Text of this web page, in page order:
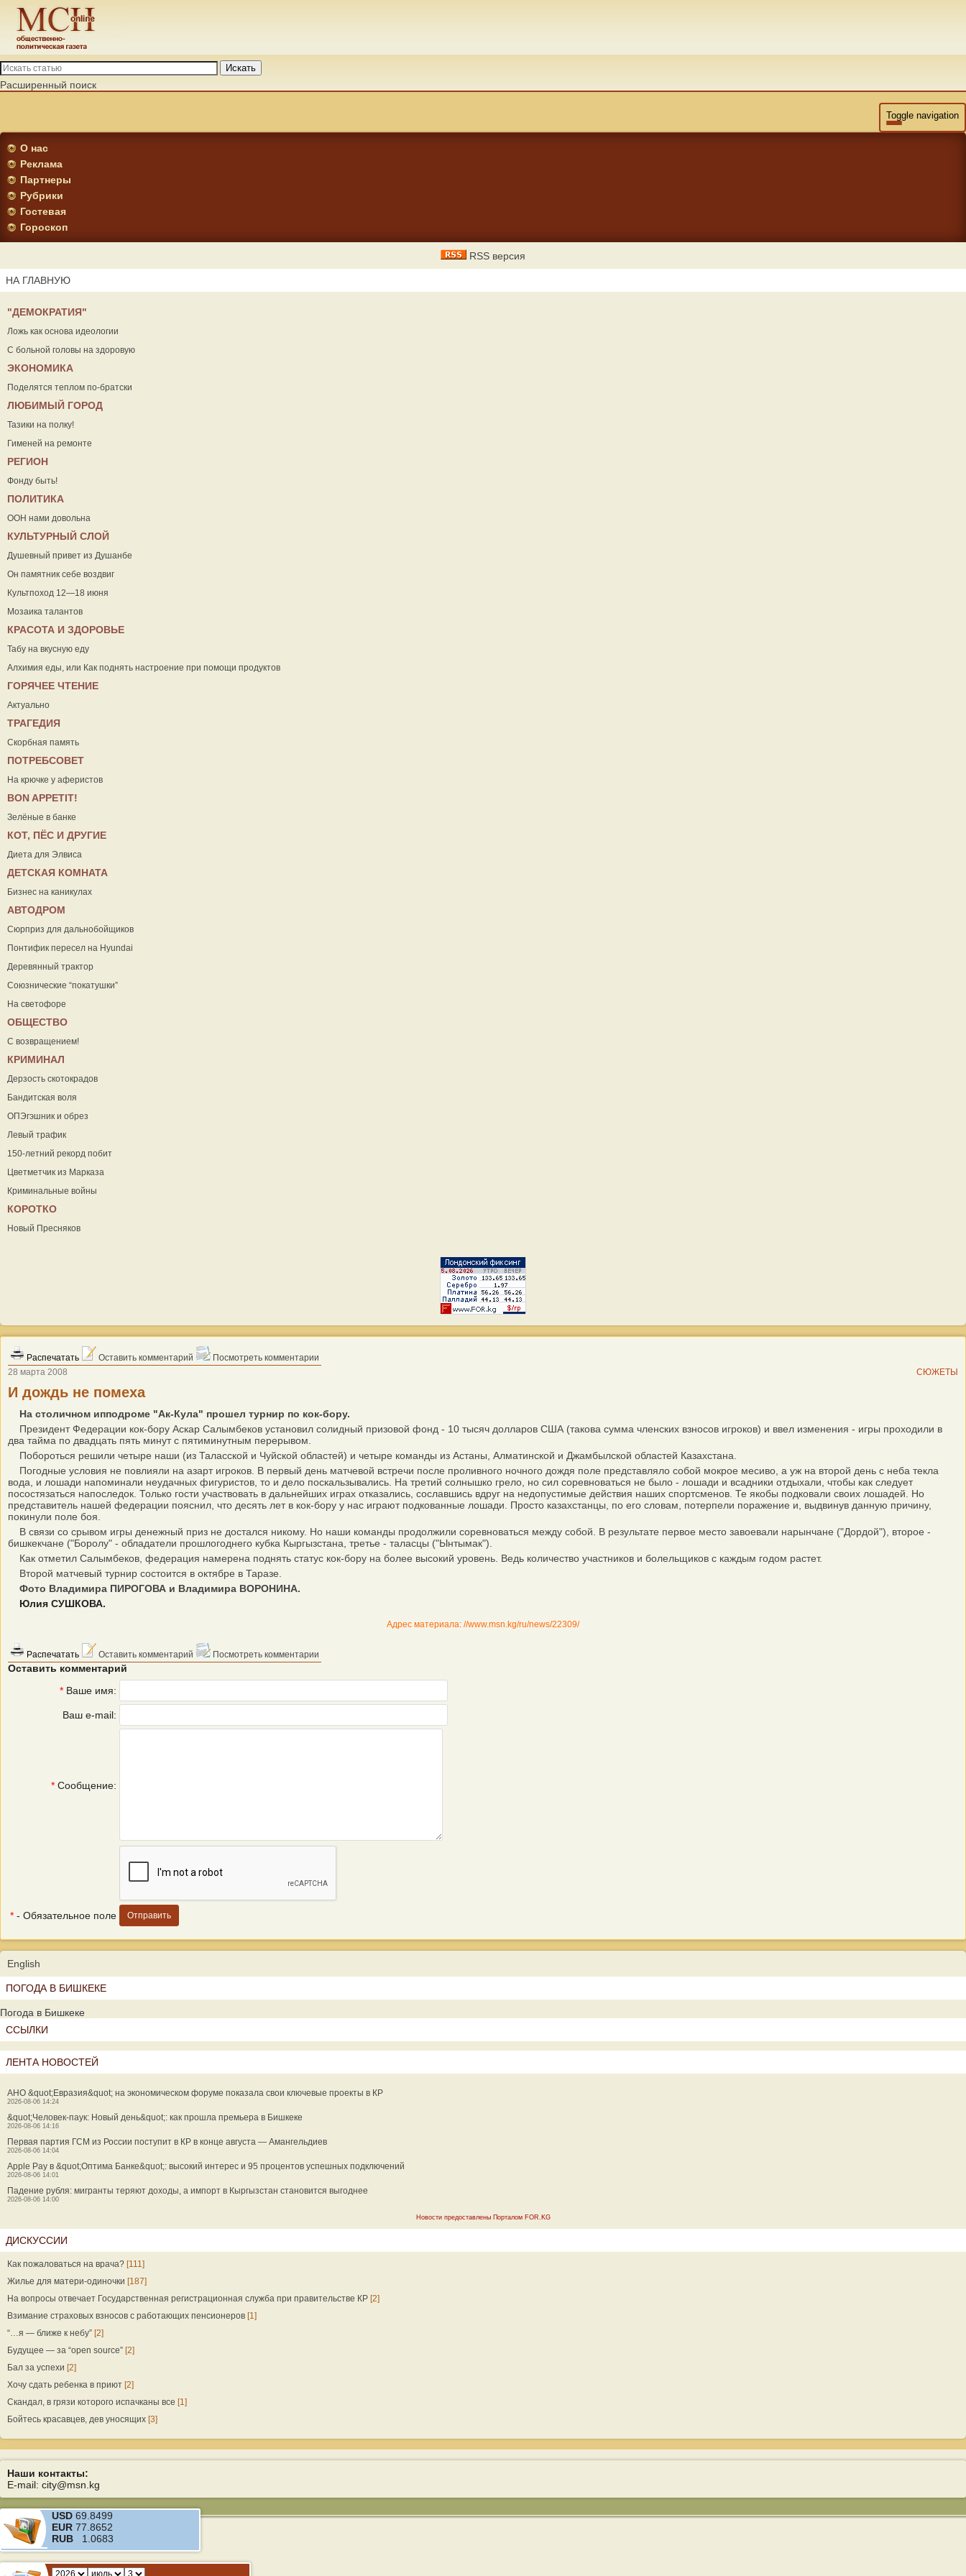
Искать
Расширенный поиск
Toggle navigation
О нас
Реклама
Партнеры
Рубрики
Гостевая
Гороскоп
RSS версия
НА ГЛАВНУЮ
"ДЕМОКРАТИЯ"
Ложь как основа идеологии
С больной головы на здоровую
ЭКОНОМИКА
Поделятся теплом по-братски
ЛЮБИМЫЙ ГОРОД
Тазики на полку!
Гименей на ремонте
РЕГИОН
Фонду быть!
ПОЛИТИКА
ООН нами довольна
КУЛЬТУРНЫЙ СЛОЙ
Душевный привет из Душанбе
Он памятник себе воздвиг
Культпоход 12—18 июня
Мозаика талантов
КРАСОТА И ЗДОРОВЬЕ
Табу на вкусную еду
Алхимия еды, или Как поднять настроение при помощи продуктов
ГОРЯЧЕЕ ЧТЕНИЕ
Актуально
ТРАГЕДИЯ
Скорбная память
ПОТРЕБСОВЕТ
На крючке у аферистов
ВON APPETIT!
Зелёные в банке
КОТ, ПЁС И ДРУГИЕ
Диета для Элвиса
ДЕТСКАЯ КОМНАТА
Бизнес на каникулах
АВТОДРОМ
Сюрприз для дальнобойщиков
Понтифик пересел на Hyundai
Деревянный трактор
Союзнические “покатушки”
На светофоре
ОБЩЕСТВО
С возвращением!
КРИМИНАЛ
Дерзость скотокрадов
Бандитская воля
ОПЭгэшник и обрез
Левый трафик
150-летний рекорд побит
Цветметчик из Марказа
Криминальные войны
КОРОТКО
Новый Пресняков
Распечатать Оставить комментарий
Посмотреть комментарии
28 марта 2008
СЮЖЕТЫ
И дождь не помеха
На столичном ипподроме "Ак-Кула" прошел турнир по кок-бору.
Президент Федерации кок-бору Аскар Салымбеков установил солидный призовой фонд - 10 тысяч долларов США (такова сумма членских взносов игроков) и ввел изменения - игры проходили в
два тайма по двадцать пять минут с пятиминутным перерывом.
Побороться решили четыре наши (из Таласской и Чуйской областей) и четыре команды из Астаны, Алматинской и Джамбылской областей Казахстана.
Погодные условия не повлияли на азарт игроков. В первый день матчевой встречи после проливного ночного дождя поле представляло собой мокрое месиво, а уж на второй день с неба текла
вода, и лошади напоминали неудачных фигуристов, то и дело поскальзывались. На третий солнышко грело, но сил соревноваться не было - лошади и всадники отдыхали, чтобы как следует
посостязаться напоследок. Только гости участвовать в дальнейших играх отказались, сославшись вдруг на недопустимые действия наших спортсменов. Те якобы подковали своих лошадей. Но
представитель нашей федерации пояснил, что десять лет в кок-бору у нас играют подкованные лошади. Просто казахстанцы, по его словам, потерпели поражение и, выдвинув данную причину,
покинули поле боя.
В связи со срывом игры денежный приз не достался никому. Но наши команды продолжили соревноваться между собой. В результате первое место завоевали нарынчане ("Дордой"), второе -
бишкекчане ("Боролу" - обладатели прошлогоднего кубка Кыргызстана, третье - таласцы ("Ынтымак").
Как отметил Салымбеков, федерация намерена поднять статус кок-бору на более высокий уровень. Ведь количество участников и болельщиков с каждым годом растет.
Второй матчевый турнир состоится в октябре в Таразе.
Фото Владимира ПИРОГОВА и Владимира ВОРОНИНА.
Юлия СУШКОВА.
Адрес материала: //www.msn.kg/ru/news/22309/
Распечатать Оставить комментарий Посмотреть комментарии
Оставить комментарий
* Ваше имя:
Ваш e-mail:
* Сообщение:
* - Обязательное поле
English
ПОГОДА В БИШКЕКЕ
Погода в Бишкеке
ССЫЛКИ
ЛЕНТА НОВОСТЕЙ
АНО &quot;Евразия&quot; на экономическом форуме показала свои ключевые проекты в КР
2026-08-06 14:24
&quot;Человек-паук: Новый день&quot;: как прошла премьера в Бишкеке
2026-08-06 14:16
Первая партия ГСМ из России поступит в КР в конце августа — Амангельдиев
2026-08-06 14:04
Apple Pay в &quot;Оптима Банке&quot;: высокий интерес и 95 процентов успешных подключений
2026-08-06 14:01
Падение рубля: мигранты теряют доходы, а импорт в Кыргызстан становится выгоднее
2026-08-06 14:00
Новости предоставлены Порталом FOR.KG
ДИСКУССИИ
Как пожаловаться на врача? [111]
Жилье для матери-одиночки [187]
На вопросы отвечает Государственная регистрационная служба при правительстве КР [2]
Взимание страховых взносов с работающих пенсионеров [1]
“…я — ближе к небу” [2]
Будущее — за “open source” [2]
Бал за успехи [2]
Хочу сдать ребенка в приют [2]
Скандал, в грязи которого испачканы все [1]
Бойтесь красавцев, дев уносящих [3]
Наши контакты:
E-mail: city@msn.kg
USD 69.8499
EUR 77.8652
RUB 1.0683